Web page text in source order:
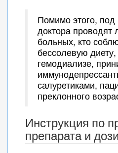
Помимо этого,
доктора проводят
больных, кто
бессолевую
гемодиализе,
салуретиками,
преклонного
Инструкция по
препарата и